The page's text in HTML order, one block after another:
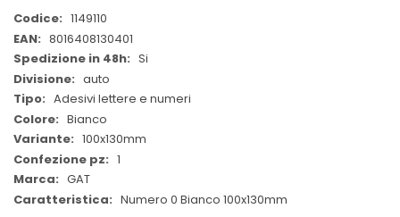
Maggiori
Informazioni
1149110
8016408130401
Si
auto
Adesivi lettere e numeri
Bianco
100x130mm
1
GAT
Numero 0 Bianco 100x130mm